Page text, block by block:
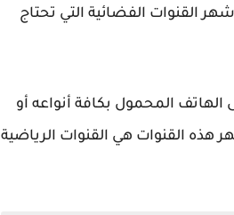
القنوات الفضائية التي تحتاج
المحمول بكافة أنواعه أو
من 50 قناة مختلفة ولكن أشهر هذه القنوات هي القنوات الرياضية